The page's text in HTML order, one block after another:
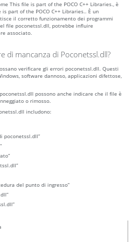
This file is part of the POCO C++ Libraries., è
part of the POCO C++ Libraries.. È un
il corretto funzionamento dei programmi
file poconetssl.dll, potrebbe influire
associato.
di mancanza di Poconetssl.dll?
verificare gli errori poconetssl.dll. Questi
software dannoso, applicazioni difettose,
possono anche indicare che il file è
o rimosso.
includono:
poconetssl.dll”
del punto di ingresso”